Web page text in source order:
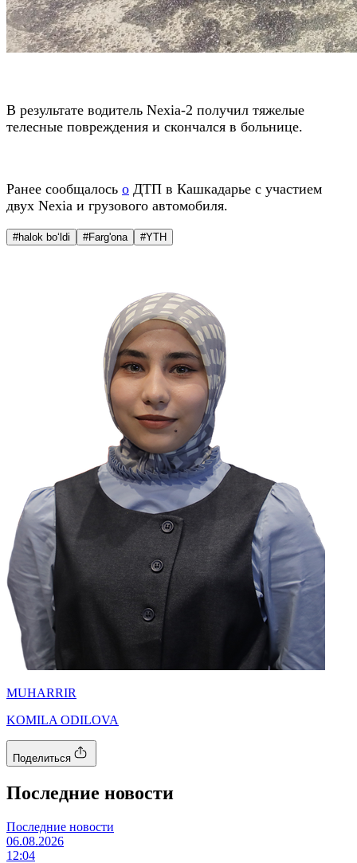
В результате водитель Nexia-2 получил тяжелые
телесные повреждения и скончался в больнице.
Ранее сообщалось о ДТП в Кашкадарье с участием
двух Nexia и грузового автомобиля.
#halok bo‘ldi #Farg'ona #YTH
MUHARRIR
KOMILA ODILOVA
Поделиться
Последние новости
Последние новости
06.08.2026
12:04